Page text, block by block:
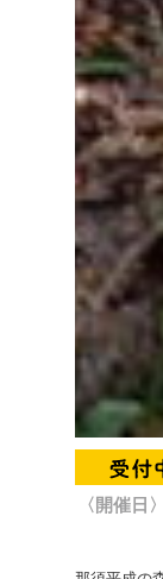
〈開催日